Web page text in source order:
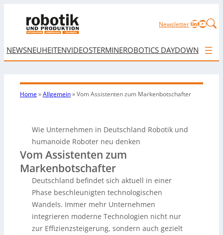
NewsletterLinkedIn
NEWSNEUHEITENVIDEOSTERMINEROBOTICS DAYDOWNLOAD
Home»Allgemein»Vom Assistenten zum Markenbotschafter
Wie Unternehmen in Deutschland Robotik und
humanoide Roboter neu denken
Vom Assistenten zum
Markenbotschafter
Deutschland befindet sich aktuell in einer
Phase beschleunigten technologischen
Wandels. Immer mehr Unternehmen
integrieren moderne Technologien nicht nur
zur Effizienzsteigerung, sondern auch gezielt